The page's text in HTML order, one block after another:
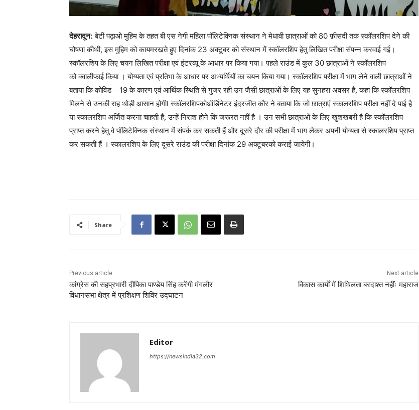
देहरादून: बेटी पढ़ाओ मुहिम के तहत बी एस नेगी महिला पॉलिटेक्निक संस्थान ने मेधावी छात्राओं को80फ़ीसदी तक स्कॉलरशिप देने की
घोषणा कीथी,इस मुहिम को कायमरखते हुए दिनांक 23 अक्टूबर को संस्थान में स्कॉलरशिप हेतु लिखित परीक्षा संपन्न करवाई गई।
स्कॉलरशिप के लिए चयन लिखित परीक्षा एवं इंटरव्यू के आधार पर किया गया। पहले राउंड में कुल 30छात्राओं ने स्कॉलरशिप
कोक्वालीफाई किया । योग्यता एवं प्रतिभा के आधार पर अभ्यर्थियों का चयन किया गया।स्कॉलरशिप परीक्षा में भाग लेने वाली छात्राओं ने
बताया कि कोविड – 19के कारण एवं आर्थिक स्थिति से गुजर रही उन जैसी छात्राओं के लिए यह सुनहरा अवसर है, कहा कि स्कॉलरशिप
मिलने से उनकी राह थोड़ी आसान होगीIस्कॉलरशिपकोऑर्डिनेटर इंदरजीत कौर ने बताया कि जो छात्राएं स्कालरशिप परीक्षा नहीं दे पाई है
या स्कालरशिप अर्जित करना चाहती हैं, उन्हें निराश होने कि जरूरत नहीं है । उन सभी छात्राओं के लिए खुशखबरी है कि स्कॉलरशिप
प्राप्त करने हेतु वे पॉलिटेक्निक संस्थान में संपर्क कर सकती हैं और दूसरे दौर की परीक्षा में भाग लेकर अपनी योग्यता से स्कालरशिप प्राप्त
कर सकती हैं । स्कालरशिप के लिए दूसरे राउंड की परीक्षा दिनांक29 अक्टूबरको कराई जायेगी।
Share
Previous article
कांग्रेस की सहप्रभारी दीपिका पाण्डेय सिंह करेंगी मंगलौर
विधानसभा क्षेत्र में प्रशिक्षण शिविर उद्घाटन
Next article
विकास कार्यों में शिथिलता बरदाश्त नहींः महाराज
Editor
https://newsindia32.com